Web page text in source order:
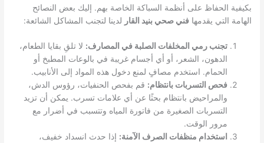
بكيفية الحفاظ على أنظمة السباكة الخاصة بهم. إليك بعض النصائح
الهامة التي يقدمهافني صحي بنيد القار لدينا لتجنب المشاكل الشائعة:
تجنب رمي المخلفات الصلبة في المصارف: لا تلقِ بقايا الطعام،
الدهون، الشعر، أو أي أجسام غريبة في بالوعات المطبخ أو
الحمام. استخدم مصافٍ لمنع دخول هذه المواد إلى الأنابيب.
فحص التسربات بانتظام: قم بفحص الحنفيات، رؤوس الدش،
والمراحيض بانتظام بحثًا عن أي علامات تسرب. يمكن أن تزيد
التسربات الصغيرة من فاتورة المياه وتتسبب في أضرار مع
مرور الوقت.
استخدام منظفات الصرف الآمنة: إذا حدث انسداد خفيف،